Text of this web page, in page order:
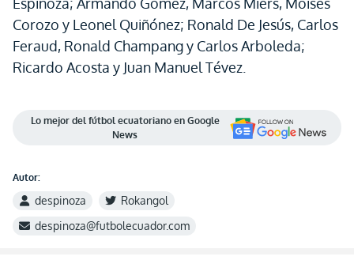
Corozo y Leonel Quiñónez; Ronald De Jesús, Carlos
Feraud, Ronald Champang y Carlos Arboleda;
Ricardo Acosta y Juan Manuel Tévez.
Lo mejor del fútbol ecuatoriano en Google
News
Autor:
despinoza
Rokangol
despinoza@futbolecuador.com